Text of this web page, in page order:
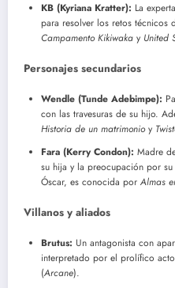
KB (Kyriana Kratter): La
para resolver los retos técnicos
Campamento Kikiwaka y United
Personajes secundarios
Wendle (Tunde Adebimpe):
con las travesuras de su hijo.
Historia de un matrimonioy
Fara (Kerry Condon): Madre
su hija y la preocupación por
Óscar, es conocida por Almas
Villanos y aliados
Brutus: Un antagonista con
interpretado por el prolífico
(Arcane).